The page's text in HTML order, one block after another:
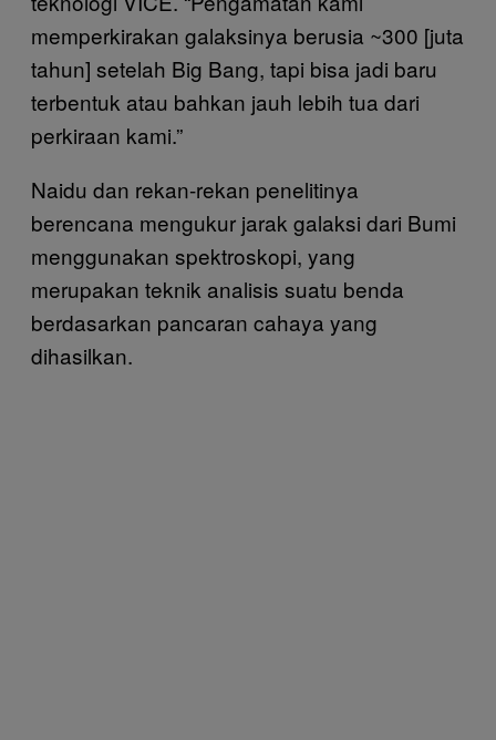
memperkirakan galaksinya berusia ~300 [juta
tahun] setelah Big Bang, tapi bisa jadi baru
terbentuk atau bahkan jauh lebih tua dari
perkiraan kami.”
Naidu dan rekan-rekan penelitinya
berencana mengukur jarak galaksi dari Bumi
menggunakan spektroskopi, yang
merupakan teknik analisis suatu benda
berdasarkan pancaran cahaya yang
dihasilkan.